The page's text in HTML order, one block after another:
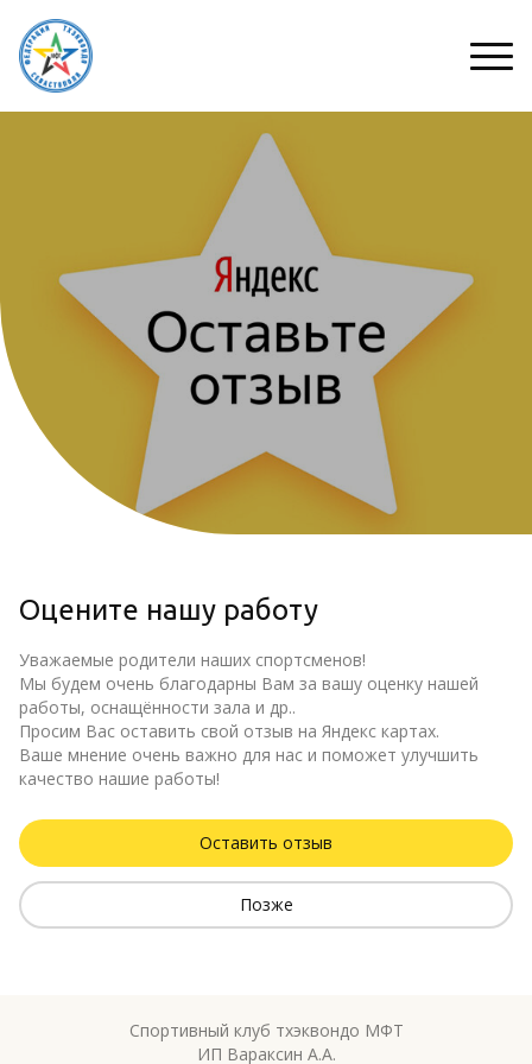
Оцените нашу работу
Уважаемые родители наших спортсменов!
Мы будем очень благодарны Вам за вашу оценку нашей
работы, оснащённости зала и др..
Просим Вас оставить свой отзыв на Яндекс картах.
Ваше мнение очень важно для нас и поможет улучшить
качество нашие работы!
Оставить отзыв
Позже
Спортивный клуб тхэквондо МФТ
ИП Вараксин А.А.